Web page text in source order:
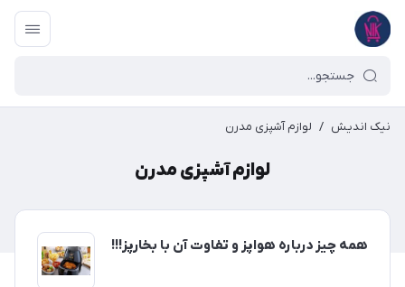
نیک اندیش / لوازم آشپزی مدرن
لوازم آشپزی مدرن
همه چیز درباره هواپز و تفاوت آن با بخارپز!!!